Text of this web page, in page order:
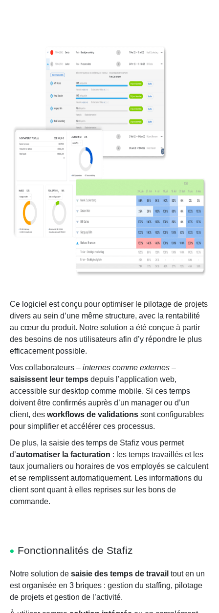
Ce logiciel est conçu pour optimiser le pilotage de projets
divers au sein d’une même structure, avec la rentabilité
au cœur du produit. Notre solution a été conçue à partir
des besoins de nos utilisateurs afin d’y répondre le plus
efficacement possible.
Vos collaborateurs – internes comme externes –
saisissent leur temps depuis l’application web,
accessible sur desktop comme mobile. Si ces temps
doivent être confirmés auprès d’un manager ou d’un
client, des workflows de validations sont configurables
pour simplifier et accélérer ces processus.
De plus, la saisie des temps de Stafiz vous permet
d’automatiser la facturation : les temps travaillés et les
taux journaliers ou horaires de vos employés se calculent
et se remplissent automatiquement. Les informations du
client sont quant à elles reprises sur les bons de
commande.
Fonctionnalités de Stafiz
Notre solution de saisie des temps de travail tout en un
est organisée en 3 briques : gestion du staffing, pilotage
de projets et gestion de l’activité.